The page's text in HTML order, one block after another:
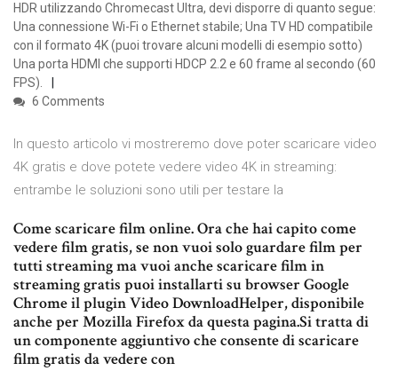
HDR utilizzando Chromecast Ultra, devi disporre di quanto segue:
Una connessione Wi-Fi o Ethernet stabile; Una TV HD compatibile
con il formato 4K (puoi trovare alcuni modelli di esempio sotto)
Una porta HDMI che supporti HDCP 2.2 e 60 frame al secondo (60
FPS).
6 Comments
In questo articolo vi mostreremo dove poter scaricare video
4K gratis e dove potete vedere video 4K in streaming:
entrambe le soluzioni sono utili per testare la
Come scaricare film online. Ora che hai capito come
vedere film gratis, se non vuoi solo guardare film per
tutti streaming ma vuoi anche scaricare film in
streaming gratis puoi installarti su browser Google
Chrome il plugin Video DownloadHelper, disponibile
anche per Mozilla Firefox da questa pagina.Si tratta di
un componente aggiuntivo che consente di scaricare
film gratis da vedere con